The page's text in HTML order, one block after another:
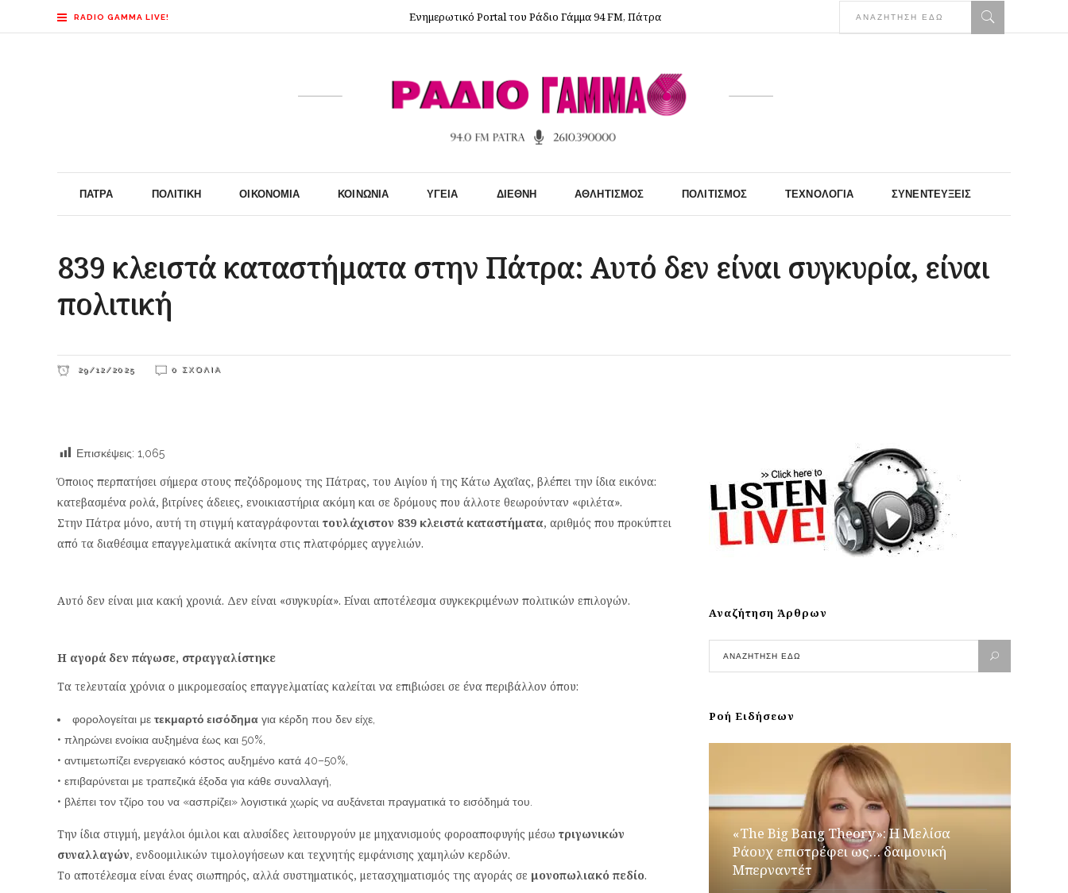
RADIO GAMMA LIVE! Ενημερωτικό Portal του Ράδιο Γάμμα 94 FM, Πάτρα
ΠΆΤΡΑ ΠΟΛΙΤΙΚΉ ΟΙΚΟΝΟΜΊΑ ΚΟΙΝΩΝΊΑ ΥΓΕΊΑ ΔΙΕΘΝΉ ΑΘΛΗΤΙΣΜΌΣ ΠΟΛΙΤΙΣΜΌΣ ΤΕΧΝΟΛΟΓΊΑ ΣΥΝΕΝΤΕΎΞΕΙΣ
839 κλειστά καταστήματα στην Πάτρα: Αυτό δεν είναι συγκυρία, είναι
πολιτική
29/12/2025 0 ΣΧΌΛΙΑ
Επισκέψεις: 1,065
Όποιος περπατήσει σήμερα στους πεζόδρομους της Πάτρας, του Αιγίου ή της Κάτω Αχαΐας, βλέπει την ίδια εικόνα:
κατεβασμένα ρολά, βιτρίνες άδειες, ενοικιαστήρια ακόμη και σε δρόμους που άλλοτε θεωρούνταν «φιλέτα».
Στην Πάτρα μόνο, αυτή τη στιγμή καταγράφονται τουλάχιστον 839 κλειστά καταστήματα, αριθμός που προκύπτει
από τα διαθέσιμα επαγγελματικά ακίνητα στις πλατφόρμες αγγελιών.
Αυτό δεν είναι μια κακή χρονιά. Δεν είναι «συγκυρία». Είναι αποτέλεσμα συγκεκριμένων πολιτικών επιλογών.
Η αγορά δεν πάγωσε, στραγγαλίστηκε
Τα τελευταία χρόνια ο μικρομεσαίος επαγγελματίας καλείται να επιβιώσει σε ένα περιβάλλον όπου:
φορολογείται με τεκμαρτό εισόδημα για κέρδη που δεν είχε,
• πληρώνει ενοίκια αυξημένα έως και 50%,
• αντιμετωπίζει ενεργειακό κόστος αυξημένο κατά 40–50%,
• επιβαρύνεται με τραπεζικά έξοδα για κάθε συναλλαγή,
• βλέπει τον τζίρο του να «ασπρίζει» λογιστικά χωρίς να αυξάνεται πραγματικά το εισόδημά του.
Την ίδια στιγμή, μεγάλοι όμιλοι και αλυσίδες λειτουργούν με μηχανισμούς φοροαποφυγής μέσω τριγωνικών
συναλλαγών, ενδοομιλικών τιμολογήσεων και τεχνητής εμφάνισης χαμηλών κερδών.
Το αποτέλεσμα είναι ένας σιωπηρός, αλλά συστηματικός, μετασχηματισμός της αγοράς σε μονοπωλιακό πεδίο.
Αναζήτηση Άρθρων
Ροή Ειδήσεων
«The Big Bang Theory»: Η Μελίσα
Ράουχ επιστρέφει ως… δαιμονική
Μπερναντέτ